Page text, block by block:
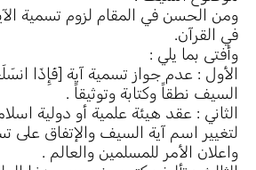
ومن الحسن في المقام لزوم تسمية
في القرآن.
وأفتى بما يلي :
الأول : عدم جواز تسمية آية [فَإِذَا
السيف نطقاً وكتابة وتوثيقاً .
الثاني : عقد هيئة علمية أو دولية
لتغيير اسم آية السيف والإتفاق على
واعلان الأمر للمسلمين والعالم .